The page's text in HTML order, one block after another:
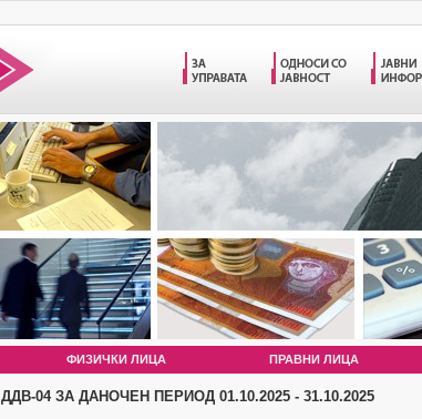
ФИЗИЧКИ ЛИЦА ПРАВНИ ЛИЦА
ДДВ-04 ЗА ДАНОЧЕН ПЕРИОД 01.10.2025 - 31.10.2025